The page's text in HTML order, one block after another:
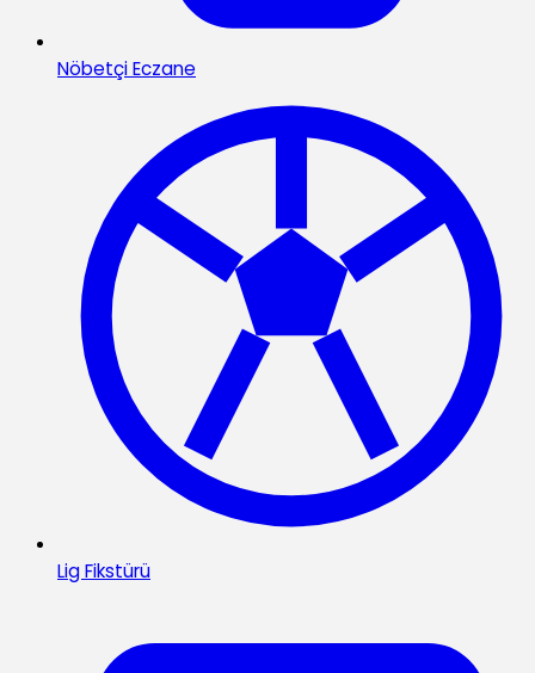
Nöbetçi Eczane
Lig Fikstürü